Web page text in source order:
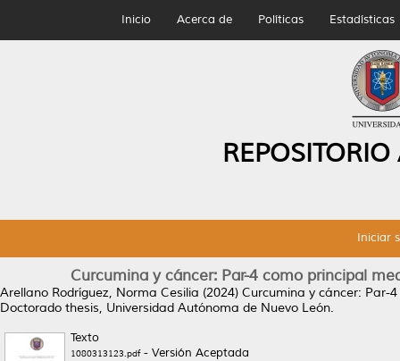
Inicio Acerca de Políticas Estadísticas
Iniciar
Curcumina y cáncer: Par-4 como principal
Arellano Rodríguez, Norma Cesilia (2024) Curcumina y cáncer: Par-
Doctorado thesis, Universidad Autónoma de Nuevo León.
Texto
1080313123.pdf- Versión Aceptada